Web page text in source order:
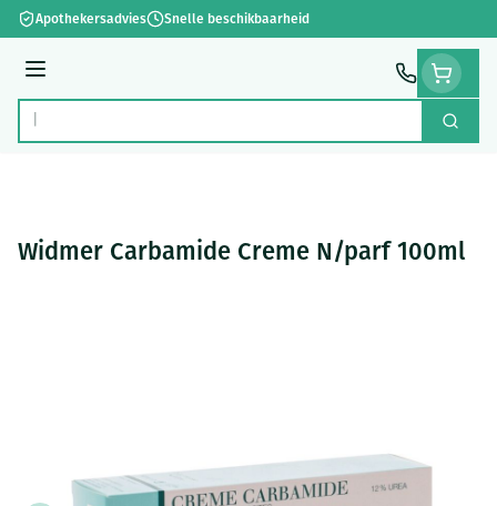
Ga naar de inhoud
Apothekersadvies Snelle beschikbaarheid
Menu
Product, merk, categorie... Zoek
Widmer Carbamide Creme N/parf 100ml